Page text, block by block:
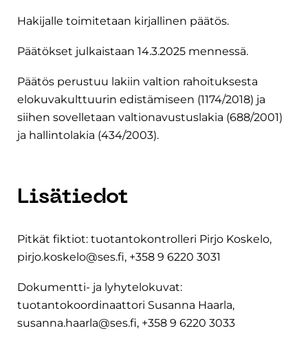
Hakijalle toimitetaan kirjallinen päätös.
Päätökset julkaistaan 14.3.2025 mennessä.
Päätös perustuu lakiin valtion rahoituksesta
elokuvakulttuurin edistämiseen (1174/2018) ja
siihen sovelletaan valtionavustuslakia (688/2001)
ja hallintolakia (434/2003).
Lisätiedot
Pitkät fiktiot: tuotantokontrolleri Pirjo Koskelo,
pirjo.koskelo@ses.fi, +358 9 6220 3031
Dokumentti- ja lyhytelokuvat:
tuotantokoordinaattori Susanna Haarla,
susanna.haarla@ses.fi, +358 9 6220 3033